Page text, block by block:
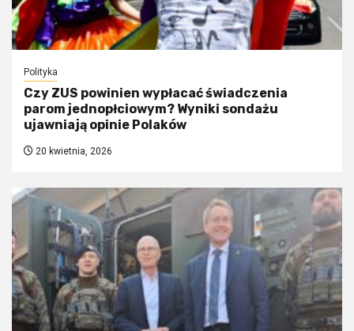
Polityka
Czy ZUS powinien wypłacać świadczenia
parom jednopłciowym? Wyniki sondażu
ujawniają opinie Polaków
20 kwietnia, 2026